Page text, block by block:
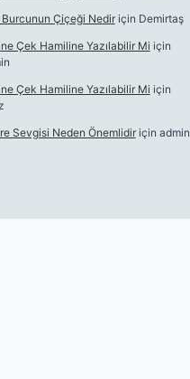
Burcunun Çiçeği Nediriçin Demirtaş
Çek Hamiline Yazılabilir Mi için
Çek Hamiline Yazılabilir Mi için
Sevgisi Neden Önemlidiriçin admin